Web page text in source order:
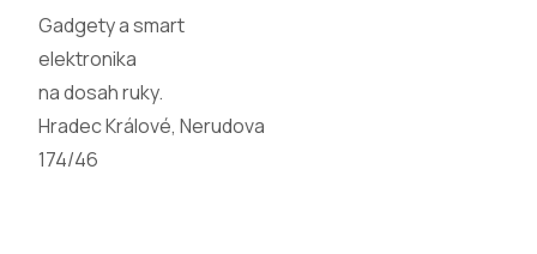
Gadgety a smart
elektronika
na dosah ruky.
Hradec Králové, Nerudova
174/46